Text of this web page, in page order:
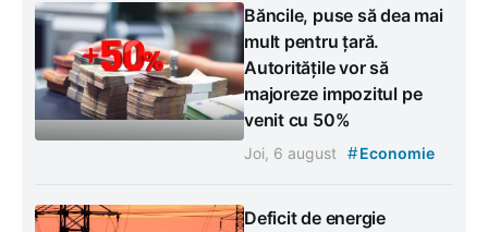
Băncile, puse să dea mai
mult pentru țară.
Autoritățile vor să
majoreze impozitul pe
venit cu 50%
Joi, 6 august #Economie
Deficit de energie